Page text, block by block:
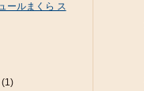
ールまくら ス